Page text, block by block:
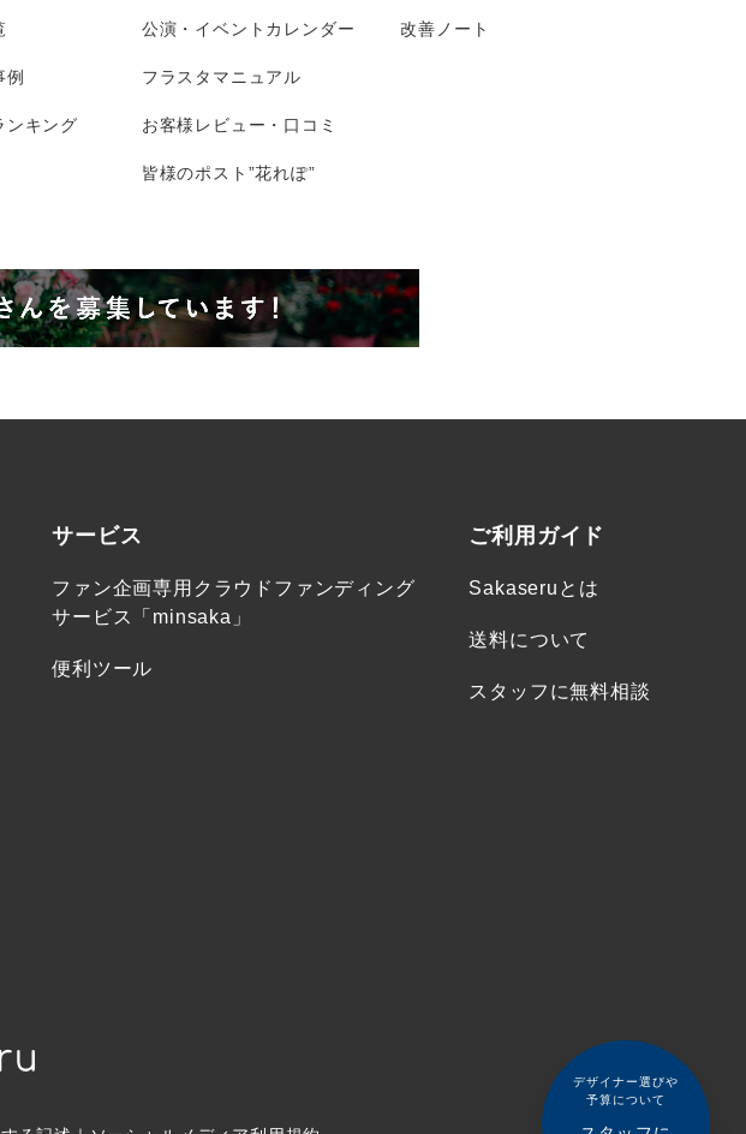
デザイナー選びや
予算について
例
ンキング
公演・イベントカレンダー
フラスタマニュアル
お客様レビュー・口コミ
皆様のポスト”花れぽ”
改善ノート
サービス
ファン企画専用クラウドファンディング
サービス「minsaka」
便利ツール
ご利用ガイド
Sakaseruとは
送料について
スタッフに無料相談